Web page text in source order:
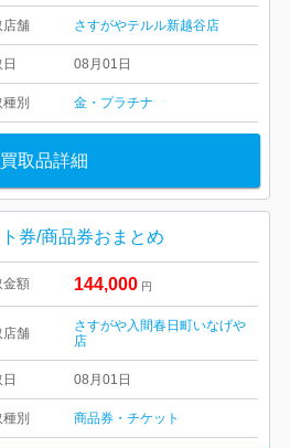
店舗 さすがやテルル新越谷店
08月01日
別 金・プラチナ
買取品詳細
券/商品券おまとめ
金額 144,000 円
店舗
さすがや入間春日町いなげや
店
08月01日
別 商品券・チケット